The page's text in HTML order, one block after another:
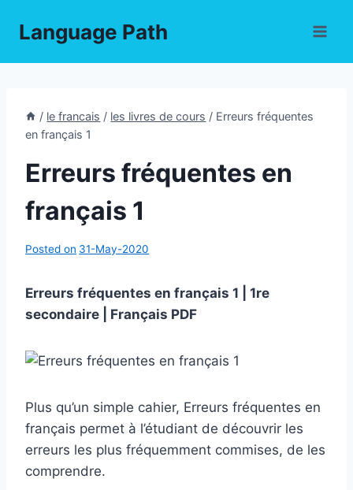
Language Path
/ le francais / les livres de cours / Erreurs fréquentes
en français 1
Erreurs fréquentes en
français 1
Posted on 31-May-2020
Erreurs fréquentes en français 1 | 1re
secondaire | Français PDF
Plus qu’un simple cahier, Erreurs fréquentes en
français permet à l’étudiant de découvrir les
erreurs les plus fréquemment commises, de les
comprendre.